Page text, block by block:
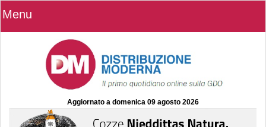
Menu
Aggiornato a domenica 09 agosto 2026